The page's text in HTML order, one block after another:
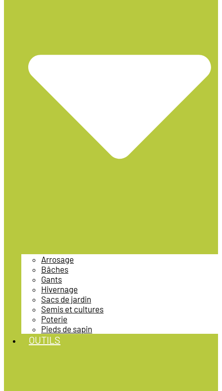
Arrosage
Bâches
Gants
Hivernage
Sacs de jardin
Semis et cultures
Poterie
Pieds de sapin
OUTILS